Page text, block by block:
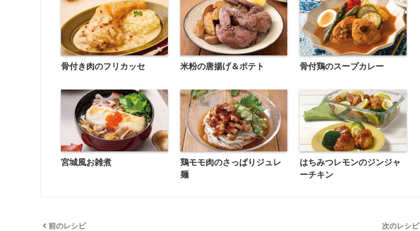
骨付き肉のフリカッセ 米粉の唐揚げ＆ポテト 骨付鶏のスープカレー
宮城風お雑煮
鶏モモ肉のさっぱりジュレ
麺
はちみつレモンのジンジャ
ーチキン
前のレシピ 次のレシピ